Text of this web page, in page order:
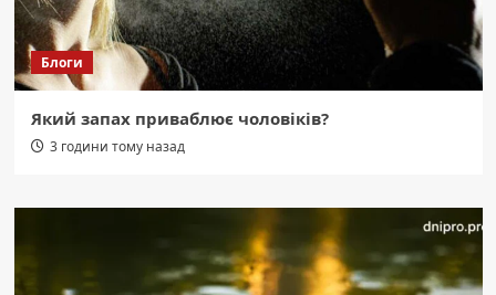
Блоги
Який запах приваблює чоловіків?
3 години тому назад